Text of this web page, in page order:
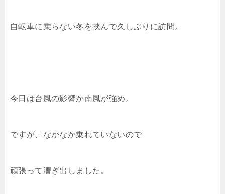
自転車に乗らない冬を挟んで久しぶりに訪問。
今日は台風の影響か南風が強め。
ですが、なかなか乗れていないので
頑張って漕ぎ出しました。